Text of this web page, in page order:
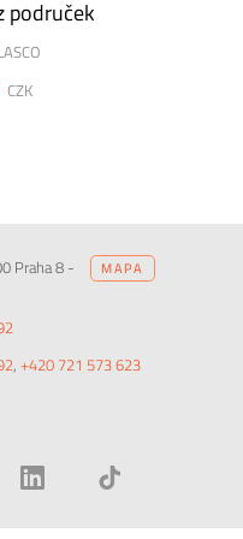
područek
CZK
Praha 8 -
MAPA
, +420 721 573 623